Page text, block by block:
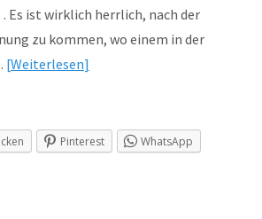
ist wirklich herrlich, nach der
zu kommen, wo einem in der
Weiterlesen
Pinterest
WhatsApp